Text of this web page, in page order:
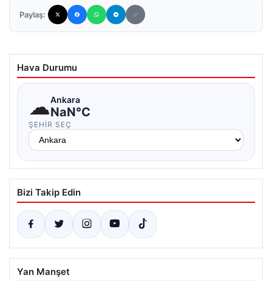
Paylaş:
Hava Durumu
☁Ankara
NaN°C
ŞEHIR SEÇ
Bizi Takip Edin
Yan Manşet